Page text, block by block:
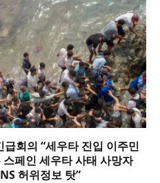
급회의 “세우타 진입 이주민
페인 세우타 사태 사망자
허위정보 탓”